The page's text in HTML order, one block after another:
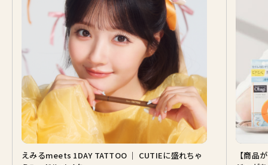
えみるmeets 1DAY TATTOO ｜ CUTIEに盛れちゃ
【商品